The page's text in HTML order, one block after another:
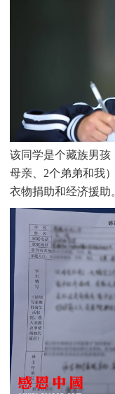
该同学是个藏族男孩
母亲、2个弟弟和我
衣物捐助和经济援助